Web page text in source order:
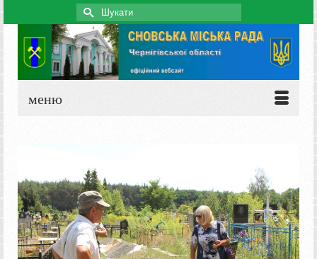
Search
for:
меню